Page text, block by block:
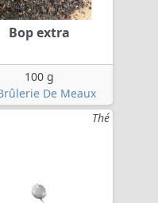
Bop extra
100 g
De Meaux
Thé